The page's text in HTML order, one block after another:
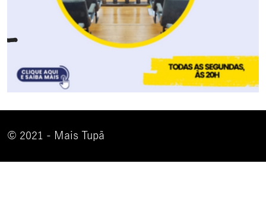
© 2021 - Mais Tupã